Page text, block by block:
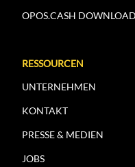
OPOS.CASH DOWNLOAD
RESSOURCEN
UNTERNEHMEN
KONTAKT
PRESSE & MEDIEN
JOBS